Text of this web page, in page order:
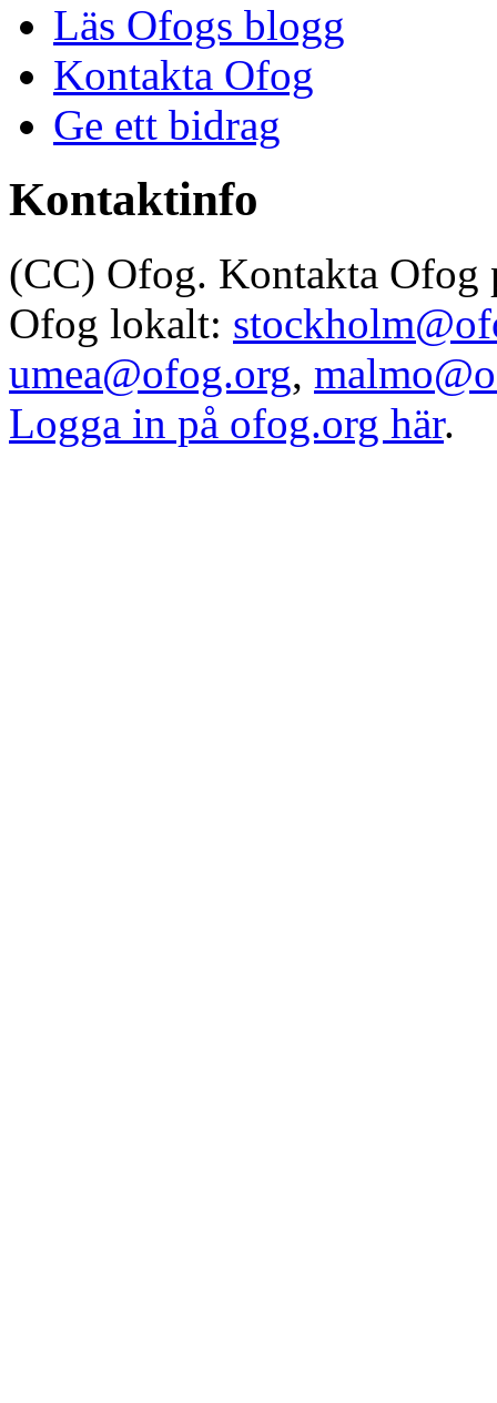
Läs Ofogs blogg
Kontakta Ofog
Ge ett bidrag
Kontaktinfo
(CC) Ofog. Kontakta Ofog
Ofog lokalt:
umea@ofog.org,
Logga in på ofog.org här.